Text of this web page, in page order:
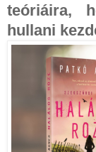
teóriáira,
hullani